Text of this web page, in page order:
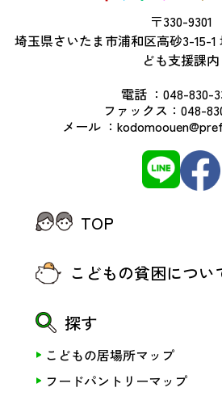
〒330-9301
埼玉県さいたま市浦和区高砂3-15-1
ども支援課内
電話 ： 048-830-
ファックス： 048-
メール ：
TOP
こどもの貧困につい
探す
こどもの居場所マップ
フードパントリーマップ